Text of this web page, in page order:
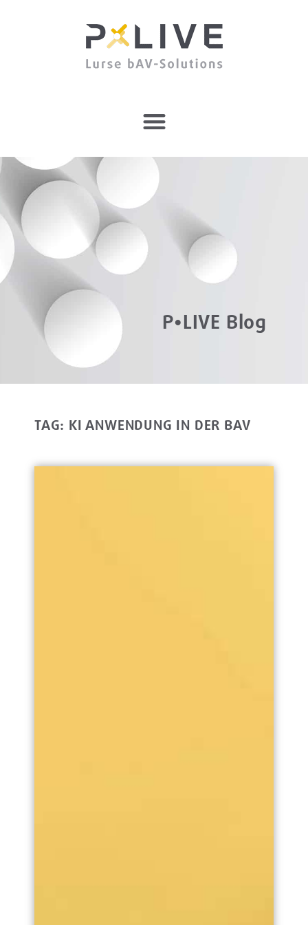
P•LIVE Blog
TAG: KI ANWENDUNG IN DER BAV